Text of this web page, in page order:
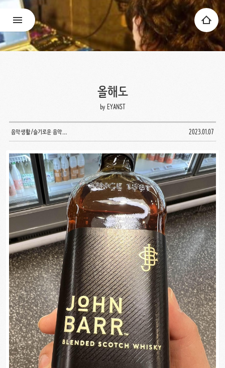
올해도
by EYANST
음악생활/슬기로운 음악생활 2023.01.07